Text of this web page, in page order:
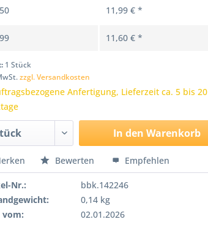
50 11,99 € *
99 11,60 € *
1 Stück
zzgl. Versandkosten
Anfertigung, Lieferzeit ca. 5 bis 20
In den Warenkorb
Bewerten Empfehlen
Nr.:
bbk.142246
0,14 kg
vom:
02.01.2026